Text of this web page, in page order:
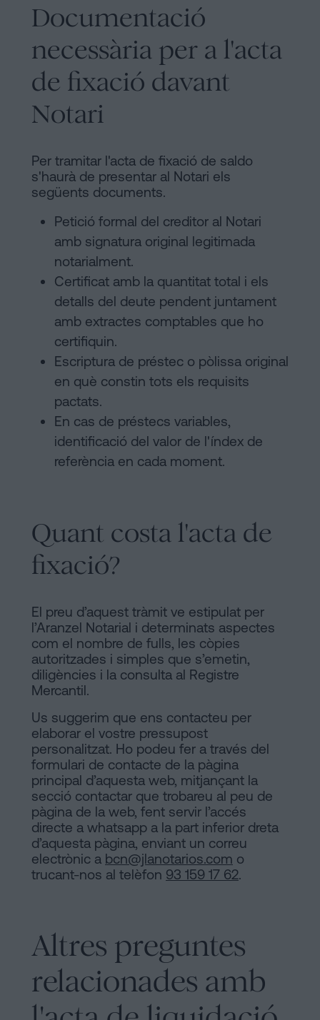
Documentació
necessària per a l'acta
de fixació davant
Notari
Per tramitar l'acta de fixació de saldo
s'haurà de presentar al Notari els
següents documents.
Petició formal del creditor al Notari
amb signatura original legitimada
notarialment.
Certificat amb la quantitat total i els
detalls del deute pendent juntament
amb extractes comptables que ho
certifiquin.
Escriptura de préstec o pòlissa original
en què constin tots els requisits
pactats.
En cas de préstecs variables,
identificació del valor de l'índex de
referència en cada moment.
Quant costa l'acta de
fixació?
El preu d’aquest tràmit ve estipulat per
l’Aranzel Notarial i determinats aspectes
com el nombre de fulls, les còpies
autoritzades i simples que s’emetin,
diligències i la consulta al Registre
Mercantil.
Us suggerim que ens contacteu per
elaborar el vostre pressupost
personalitzat. Ho podeu fer a través del
formulari de contacte de la pàgina
principal d’aquesta web, mitjançant la
secció contactar que trobareu al peu de
pàgina de la web, fent servir l’accés
directe a whatsapp a la part inferior dreta
d’aquesta pàgina, enviant un correu
electrònic a bcn@jlanotarios.com o
trucant-nos al telèfon 93 159 17 62.
Altres preguntes
relacionades amb